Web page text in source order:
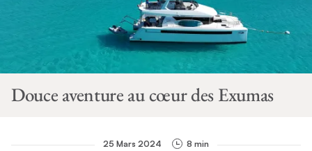
Douce aventure au cœur des Exumas
25 Mars 2024 8 min